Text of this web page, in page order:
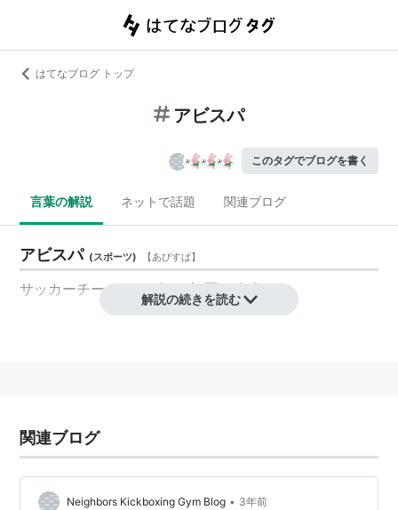
はてなブログ トップ
アビスパ
このタグでブログを書く
言葉の解説 ネットで話題 関連ブログ
アビスパ (スポーツ) 【あびすぱ】
サッカーチーム。アビスパ福岡の略称。
解説の続きを読む
関連ブログ
Neighbors Kickboxing Gym Blog • 3年前